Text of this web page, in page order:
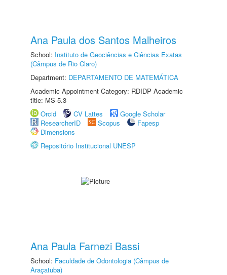
Ana Paula dos Santos Malheiros
School: Instituto de Geociências e Ciências Exatas
(Câmpus de Rio Claro)
Department: DEPARTAMENTO DE MATEMÁTICA
Academic Appointment Category: RDIDP Academic
title: MS-5.3
Orcid
CV Lattes
Google Scholar
ResearcherID
Scopus
Fapesp
Dimensions
Repositório Institucional UNESP
Ana Paula Farnezi Bassi
School: Faculdade de Odontologia (Câmpus de
Araçatuba)